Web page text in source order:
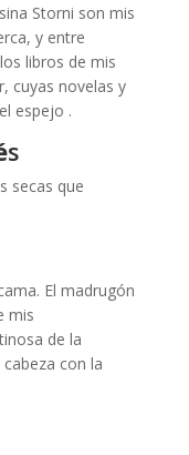
Storni son mis
y entre
libros de mis
cuyas novelas y
espejo .
s
secas que
El madrugón
mis
de la
con la